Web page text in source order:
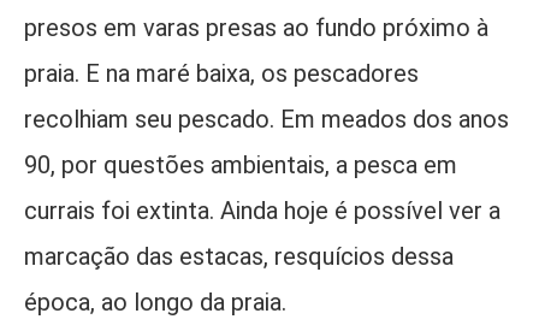
presos em varas presas ao fundo próximo à
praia. E na maré baixa, os pescadores
recolhiam seu pescado. Em meados dos anos
90, por questões ambientais, a pesca em
currais foi extinta. Ainda hoje é possível ver a
marcação das estacas, resquícios dessa
época, ao longo da praia.